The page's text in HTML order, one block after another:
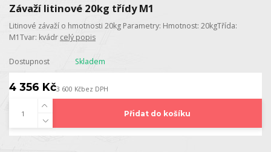
Závaží litinové 20kg třídy M1
Litinové závaží o hmotnosti 20kg Parametry: Hmotnost: 20kgTřída:
M1Tvar: kvádr celý popis
Dostupnost Skladem
4 356 Kč3 600 Kčbez DPH
Přidat do košíku